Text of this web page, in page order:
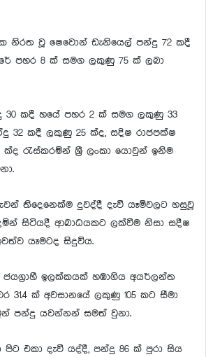
නිරත වූ ෂෙවොන් ඩැනියෙල් පන්දු 72 කදී
පහර 8 ක් සමග ලකුණු 75 ක් ලබා
කදී හයේ පහර 2 ක් සමග ලකුණු 33
32 කදී ලකුණු 25 ක්ද, සදිෂ රාජපක්ෂ
ක්ද රැස්කරමින් ශ්‍රී ලංකා යොවුන් ඉනිම
තිදෙනෙක්ම දුවද්දී දැවී යෑම්වලට හසුවූ
සිටියදී ආබාධයකට ලක්වීම නිසා සදීෂ
යෑමටද සිදුවිය.
ඉලක්කයක් හඹාගිය අයර්ලන්ත
ක් අවසානයේ ලකුණු 105 කට සීමා
පන්දු යවන්නන් සමත් වුනා.
එකා දැවී යද්දී, පන්දු 86 ක් පුරා සිය